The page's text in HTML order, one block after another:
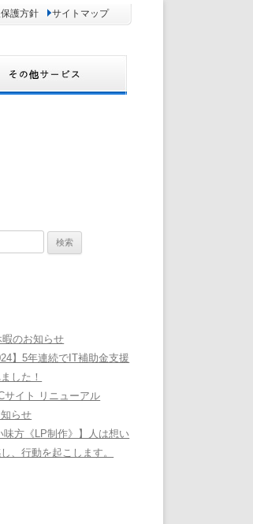
護方針 サイトマップ
のお知らせ
】5年連続でIT補助金支援
した！
サイト リニューアル
らせ
味方《LP制作》】人は想い
、行動を起こします。